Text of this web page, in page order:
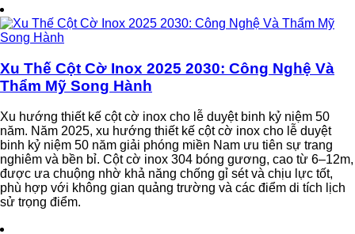
Xu Thế Cột Cờ Inox 2025 2030: Công Nghệ Và
Thẩm Mỹ Song Hành
Xu hướng thiết kế cột cờ inox cho lễ duyệt binh kỷ niệm 50
năm. Năm 2025, xu hướng thiết kế cột cờ inox cho lễ duyệt
binh kỷ niệm 50 năm giải phóng miền Nam ưu tiên sự trang
nghiêm và bền bỉ. Cột cờ inox 304 bóng gương, cao từ 6–12m,
được ưa chuộng nhờ khả năng chống gỉ sét và chịu lực tốt,
phù hợp với không gian quảng trường và các điểm di tích lịch
sử trọng điểm.